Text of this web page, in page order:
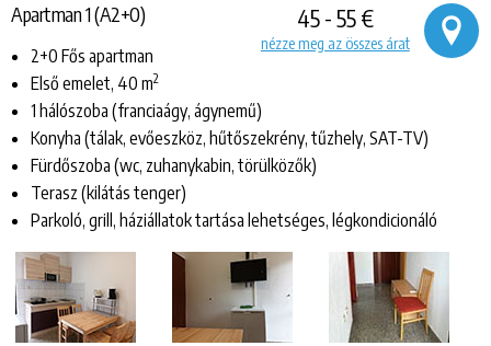
45 - 55 €
nézze meg az összes árat
Apartman 1 (A2+0)
2+0 Fős apartman
Első emelet, 40 m2
1 hálószoba (franciaágy, ágynemű)
Konyha (tálak, evőeszköz, hűtőszekrény, tűzhely, SAT-TV)
Fürdőszoba (wc, zuhanykabin, törülközők)
Terasz (kilátás tenger)
Parkoló, grill, háziállatok tartása lehetséges, légkondicionáló